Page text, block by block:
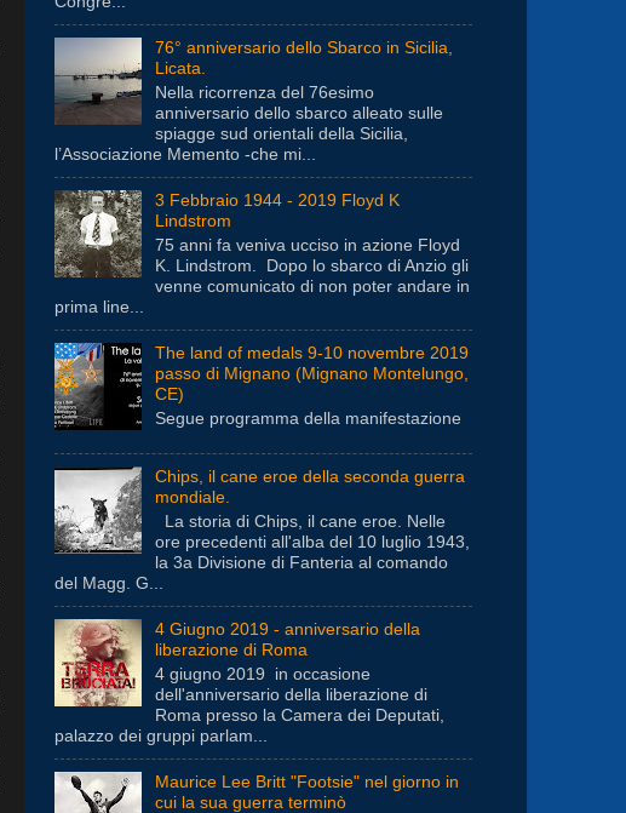
76° anniversario dello Sbarco in Sicilia,
Licata.
Nella ricorrenza del 76esimo
anniversario dello sbarco alleato sulle
spiagge sud orientali della Sicilia,
l’Associazione Memento -che mi...
3 Febbraio 1944 - 2019 Floyd K
Lindstrom
75 anni fa veniva ucciso in azione Floyd
K. Lindstrom. Dopo lo sbarco di Anzio gli
venne comunicato di non poter andare in
prima line...
The land of medals 9-10 novembre 2019
passo di Mignano (Mignano Montelungo,
CE)
Segue programma della manifestazione
Chips, il cane eroe della seconda guerra
mondiale.
La storia di Chips, il cane eroe. Nelle
ore precedenti all'alba del 10 luglio 1943,
la 3a Divisione di Fanteria al comando
del Magg. G...
4 Giugno 2019 - anniversario della
liberazione di Roma
4 giugno 2019 in occasione
dell'anniversario della liberazione di
Roma presso la Camera dei Deputati,
palazzo dei gruppi parlam...
Maurice Lee Britt "Footsie" nel giorno in
cui la sua guerra terminò